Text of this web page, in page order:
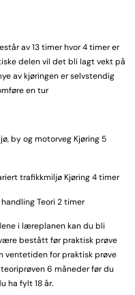
av 13 timer hvor 4 timer er
delen vil det bli lagt vekt på
av kjøringen er selvstendig
en tur
by og motorveg Kjøring 5
trafikkmiljø Kjøring 4 timer
Teori 2 timer
i læreplanen kan du bli
bestått før praktisk prøve
ventetiden for praktisk prøve
6 måneder før du
ha fylt 18 år.